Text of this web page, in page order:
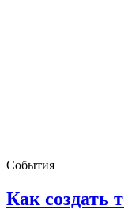
События
Как создать